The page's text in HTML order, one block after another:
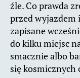
źle. Co prawda
przed wyjazdem
zapisane
do kilku miejsc
smacznie albo
się kosmicznych